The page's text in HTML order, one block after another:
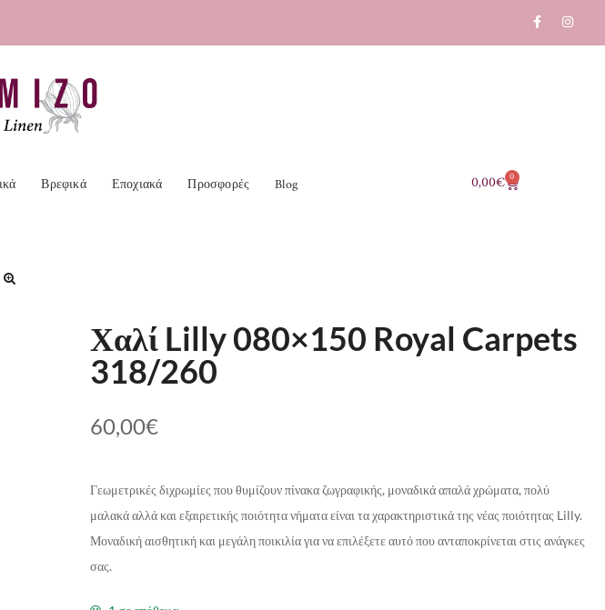
Βρεφικά Εποχιακά Προσφορές Blog 0,00€ 0
Χαλί Lilly 080×150 Royal Carpets
318/260
60,00€
Γεωμετρικές διχρωμίες που θυμίζουν πίνακα ζωγραφικής, μοναδικά απαλά χρώματα, πολύ
μαλακά αλλά και εξαιρετικής ποιότητα νήματα είναι τα χαρακτηριστικά της νέας ποιότητας Lilly.
Μοναδική αισθητική και μεγάλη ποικιλία για να επιλέξετε αυτό που ανταποκρίνεται στις ανάγκες
σας.